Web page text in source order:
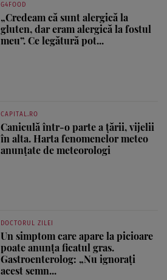
G4FOOD
„Credeam că sunt alergică la
gluten, dar eram alergică la fostul
meu”. Ce legătură pot...
CAPITAL.RO
Caniculă într-o parte a țării, vijelii
în alta. Harta fenomenelor meteo
anunțate de meteorologi
DOCTORUL ZILEI
Un simptom care apare la picioare
poate anunța ficatul gras.
Gastroenterolog: „Nu ignorați
acest semn...